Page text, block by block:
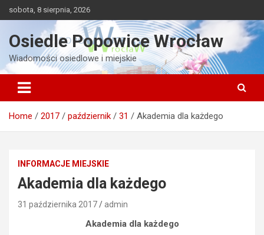
to
sobota, 8 sierpnia, 2026
Osiedle Popowice Wrocław
Wiadomości osiedlowe i miejskie
Home 2017 październik 31 Akademia dla każdego
INFORMACJE MIEJSKIE
Akademia dla każdego
31 października 2017 admin
Akademia dla każdego